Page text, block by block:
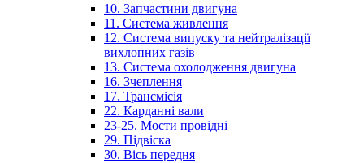
10. Запчастини двигуна
11. Система живлення
12. Система випуску та нейтралізації
вихлопних газів
13. Система охолодження двигуна
16. Зчеплення
17. Трансмісія
22. Карданні вали
23-25. Мости провідні
29. Підвіска
30. Вісь передня